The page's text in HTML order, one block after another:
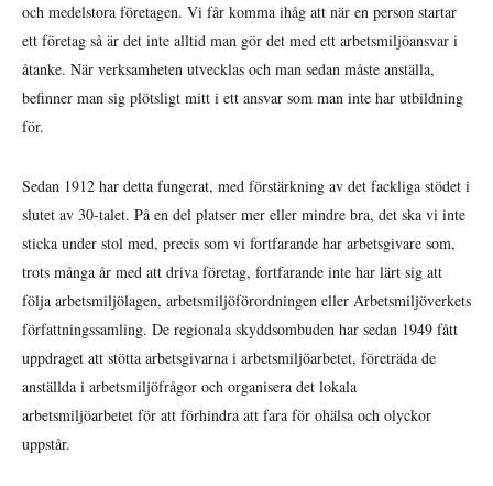
och medelstora företagen. Vi får komma ihåg att när en person startar
ett företag så är det inte alltid man gör det med ett arbetsmiljöansvar i
åtanke. När verksamheten utvecklas och man sedan måste anställa,
befinner man sig plötsligt mitt i ett ansvar som man inte har utbildning
för.
Sedan 1912 har detta fungerat, med förstärkning av det fackliga stödet i
slutet av 30-talet. På en del platser mer eller mindre bra, det ska vi inte
sticka under stol med, precis som vi fortfarande har arbetsgivare som,
trots många år med att driva företag, fortfarande inte har lärt sig att
följa arbetsmiljölagen, arbetsmiljöförordningen eller Arbetsmiljöverkets
författningssamling. De regionala skyddsombuden har sedan 1949 fått
uppdraget att stötta arbetsgivarna i arbetsmiljöarbetet, företräda de
anställda i arbetsmiljöfrågor och organisera det lokala
arbetsmiljöarbetet för att förhindra att fara för ohälsa och olyckor
uppstår.